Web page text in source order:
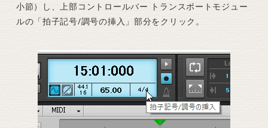
小節）し、上部コントロールバー トランスポートモジュー
ルの「拍子記号/調号の挿入」部分をクリック。